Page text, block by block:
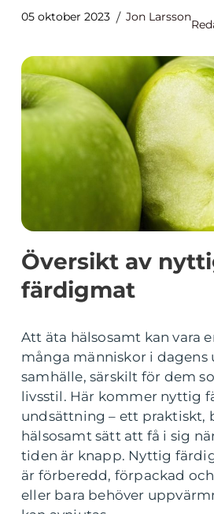
05 oktober 2023 Jon Larsson
Översikt av
färdigmat
Att äta hälsosamt kan vara
många människor i dagens
samhälle, särskilt för dem
livsstil. Här kommer nyttig
undsättning – ett praktiskt,
hälsosamt sätt att få i sig
tiden är knapp. Nyttig
är förberedd, förpackad
eller bara behöver